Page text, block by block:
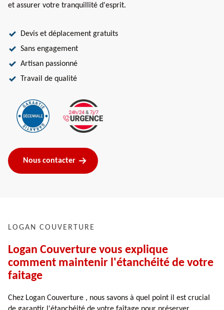
et assurer votre tranquillité d'esprit.
Devis et déplacement gratuits
Sans engagement
Artisan passionné
Travail de qualité
Nous contacter
LOGAN COUVERTURE
Logan Couverture vous explique
comment maintenir l'étanchéité de votre
faitage
Chez Logan Couverture , nous savons à quel point il est crucial